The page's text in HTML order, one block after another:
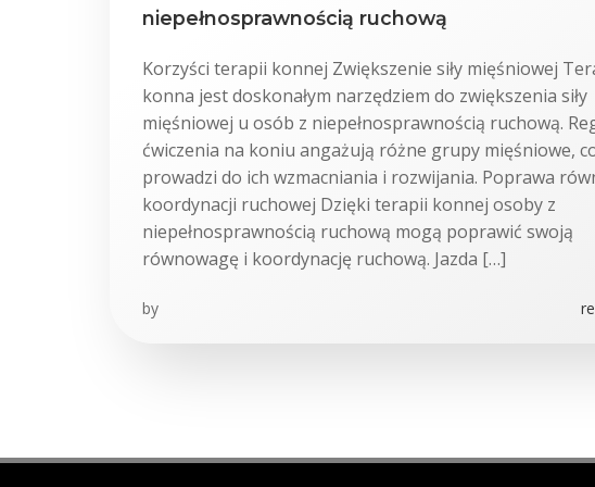
niepełnosprawnością ruchową
Korzyści terapii konnej Zwiększenie siły mięśniowej
konna jest doskonałym narzędziem do zwiększenia siły
mięśniowej u osób z niepełnosprawnością ruchową.
ćwiczenia na koniu angażują różne grupy mięśniowe,
prowadzi do ich wzmacniania i rozwijania. Poprawa
koordynacji ruchowej Dzięki terapii konnej osoby z
niepełnosprawnością ruchową mogą poprawić swoją
równowagę i koordynację ruchową. Jazda […]
by